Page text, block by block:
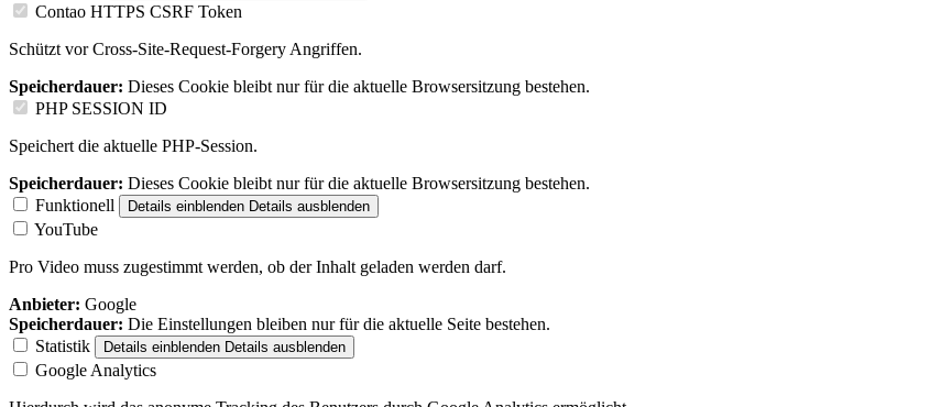
Contao HTTPS CSRF Token
Schützt vor Cross-Site-Request-Forgery Angriffen.
Speicherdauer: Dieses Cookie bleibt nur für die aktuelle Browsersitzung bestehen.
PHP SESSION ID
Speichert die aktuelle PHP-Session.
Speicherdauer: Dieses Cookie bleibt nur für die aktuelle Browsersitzung bestehen.
Funktionell
Details einblenden Details ausblenden
YouTube
Pro Video muss zugestimmt werden, ob der Inhalt geladen werden darf.
Anbieter: Google
Speicherdauer: Die Einstellungen bleiben nur für die aktuelle Seite bestehen.
Statistik
Details einblenden Details ausblenden
Google Analytics